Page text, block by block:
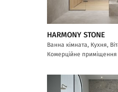
HARMONY STONE
Ванна кімната, Кухня,
Комерційне приміщення